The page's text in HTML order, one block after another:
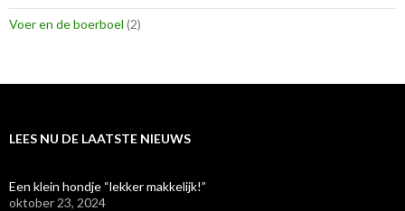
Voer en de boerboel (2)
LEES NU DE LAATSTE NIEUWS
Een klein hondje “lekker makkelijk!”
oktober 23, 2024